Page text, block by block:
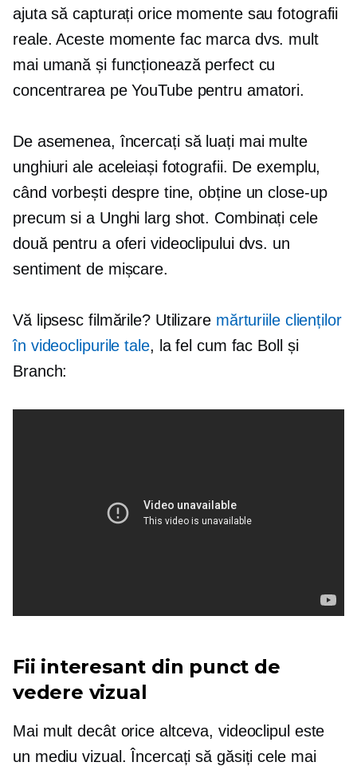
ajuta să capturați orice momente sau fotografii
reale. Aceste momente fac marca dvs. mult
mai umană și funcționează perfect cu
concentrarea pe YouTube pentru amatori.
De asemenea, încercați să luați mai multe
unghiuri ale aceleiași fotografii. De exemplu,
când vorbești despre tine, obține unclose-up
precum si a Unghi larg shot. Combinați cele
două pentru a oferi videoclipului dvs. un
sentiment de mișcare.
Vă lipsesc filmările? Utilizare mărturiile clienților
în videoclipurile tale, la fel cum fac Boll și
Branch:
Fii interesant din punct de
vedere vizual
Mai mult decât orice altceva, videoclipul este
un mediu vizual. Încercați să găsiți cele mai